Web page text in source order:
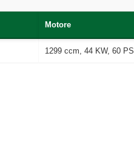
Motore
1299 ccm, 44 KW, 60 PS